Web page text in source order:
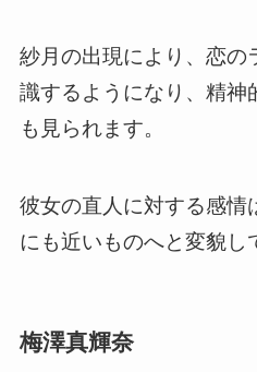
紗月の出現により、恋の
識するようになり、精神
も見られます。
彼女の直人に対する感情
にも近いものへと変貌し
梅澤真輝奈